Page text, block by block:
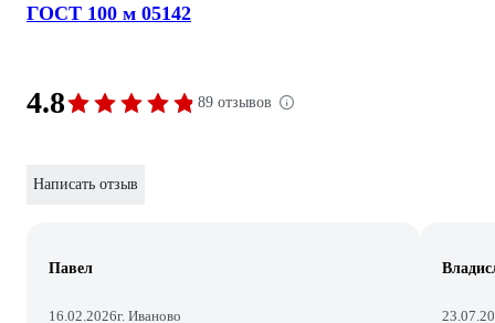
ГОСТ 100 м 05142
4.8 89 отзывов
Написать отзыв
Павел
16.02.2026г. Иваново